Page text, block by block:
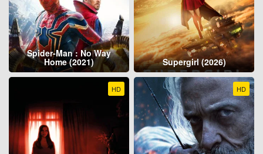
Spider-Man : No Way
Home (2021) Supergirl (2026)
HD HD